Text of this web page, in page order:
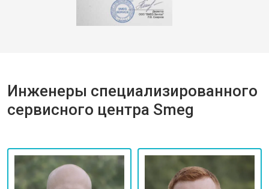
Инженеры специализированного
сервисного центра Smeg